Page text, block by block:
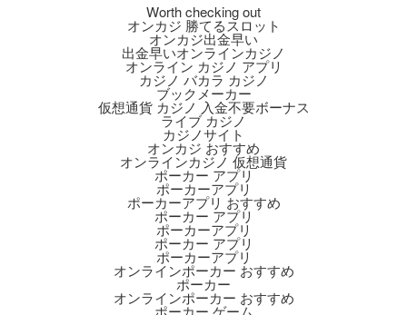
Worth checking out
オンカジ 勝てるスロット
オンカジ出金早い
出金早いオンラインカジノ
オンライン カジノ アプリ
カジノ バカラ カジノ
ブックメーカー
仮想通貨 カジノ 入金不要ボーナス
ライブ カジノ
カジノサイト
オンカジ おすすめ
オンラインカジノ 仮想通貨
ポーカー アプリ
ポーカーアプリ
ポーカーアプリ おすすめ
ポーカー アプリ
ポーカーアプリ
ポーカー アプリ
ポーカーアプリ
オンラインポーカー おすすめ
ポーカー
オンラインポーカー おすすめ
ポーカー ゲーム